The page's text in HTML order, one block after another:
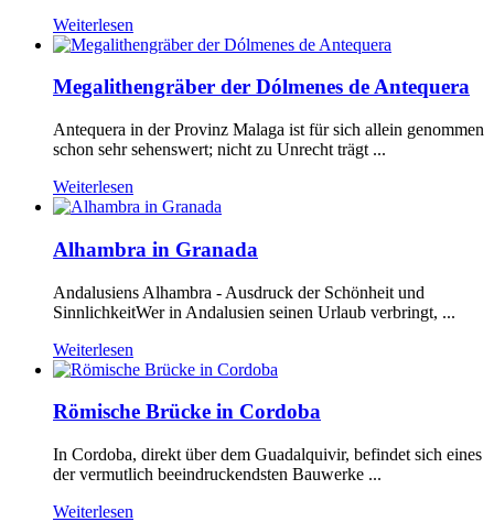
Weiterlesen
Megalithengräber der Dólmenes de Antequera
Antequera in der Provinz Malaga ist für sich allein genommen
schon sehr sehenswert; nicht zu Unrecht trägt ...
Weiterlesen
Alhambra in Granada
Andalusiens Alhambra - Ausdruck der Schönheit und
SinnlichkeitWer in Andalusien seinen Urlaub verbringt, ...
Weiterlesen
Römische Brücke in Cordoba
In Cordoba, direkt über dem Guadalquivir, befindet sich eines
der vermutlich beeindruckendsten Bauwerke ...
Weiterlesen